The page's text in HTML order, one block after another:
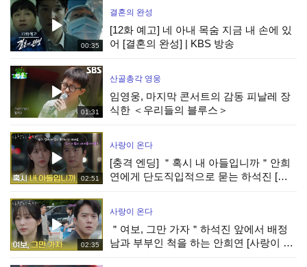
00:35
결혼의 완성
[12화 예고] 네 아내 목숨 지금 내 손에 있
어 [결혼의 완성] | KBS 방송
01:31
산골총각 영웅
임영웅, 마지막 콘서트의 감동 피날레 장
식한 ＜우리들의 블루스＞
02:51
사랑이 온다
[충격 엔딩] ＂혹시 내 아들입니까＂안희
연에게 단도직입적으로 묻는 하석진 [사
02:35
사랑이 온다
＂여보, 그만 가자＂하석진 앞에서 배정
남과 부부인 척을 하는 안희연 [사랑이 온